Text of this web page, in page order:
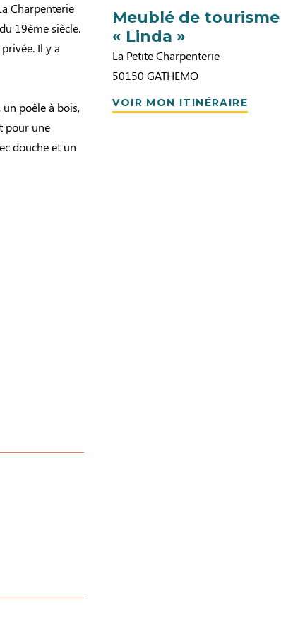
Charpenterie
19ème siècle.
Il y a
poêle à bois,
pour une
douche et un
Meublé de
« Linda »
La Petite Charpenterie
50150 GATHEMO
VOIR MON ITINÉRAIRE